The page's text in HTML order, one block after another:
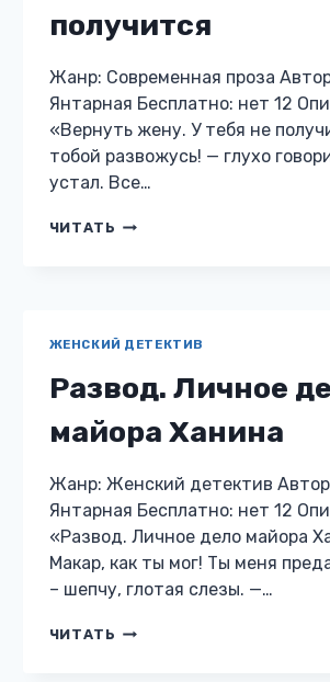
получится
Жанр: Современная проза
Янтарная Бесплатно: нет 12
«Вернуть жену. У тебя не
тобой развожусь! — глухо
устал. Все…
ЧИТАТЬ ВЕРНУТЬ
ЖЕНСКИЙ ДЕТЕКТИВ
Развод. Личное
майора Ханина
Жанр: Женский детектив
Янтарная Бесплатно: нет 12
«Развод. Личное дело майора
Макар, как ты мог! Ты меня
– шепчу, глотая слезы. —…
ЧИТАТЬ РАЗВОД.